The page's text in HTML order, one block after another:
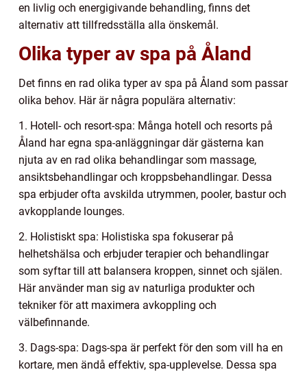
en livlig och energigivande behandling, finns det
alternativ att tillfredsställa alla önskemål.
Olika typer av spa på Åland
Det finns en rad olika typer av spa på Åland som passar
olika behov. Här är några populära alternativ:
1. Hotell- och resort-spa: Många hotell och resorts på
Åland har egna spa-anläggningar där gästerna kan
njuta av en rad olika behandlingar som massage,
ansiktsbehandlingar och kroppsbehandlingar. Dessa
spa erbjuder ofta avskilda utrymmen, pooler, bastur och
avkopplande lounges.
2. Holistiskt spa: Holistiska spa fokuserar på
helhetshälsa och erbjuder terapier och behandlingar
som syftar till att balansera kroppen, sinnet och själen.
Här använder man sig av naturliga produkter och
tekniker för att maximera avkoppling och
välbefinnande.
3. Dags-spa: Dags-spa är perfekt för den som vill ha en
kortare, men ändå effektiv, spa-upplevelse. Dessa spa